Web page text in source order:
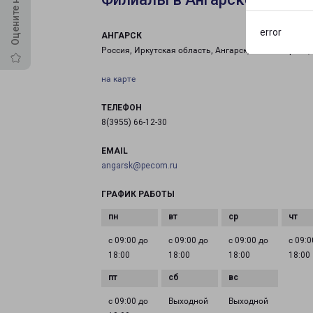
error
АНГАРСК
Россия, Иркутская область, Ангарск, 215-й квартал,
на карте
ТЕЛЕФОН
8(3955) 66-12-30
EMAIL
angarsk@pecom.ru
ГРАФИК РАБОТЫ
с 09:00 до
18:00
с 09:00 до
18:00
с 09:00 до
18:00
с
18:00
с 09:00 до
Выходной Выходной